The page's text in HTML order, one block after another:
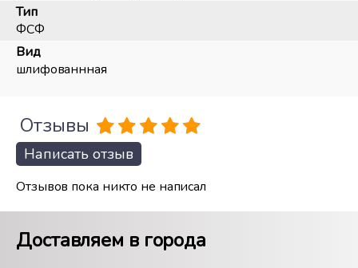
Тип
ФСФ
Вид
шлифованнная
Отзывы
Написать отзыв
Отзывов пока никто не написал
Доставляем в города